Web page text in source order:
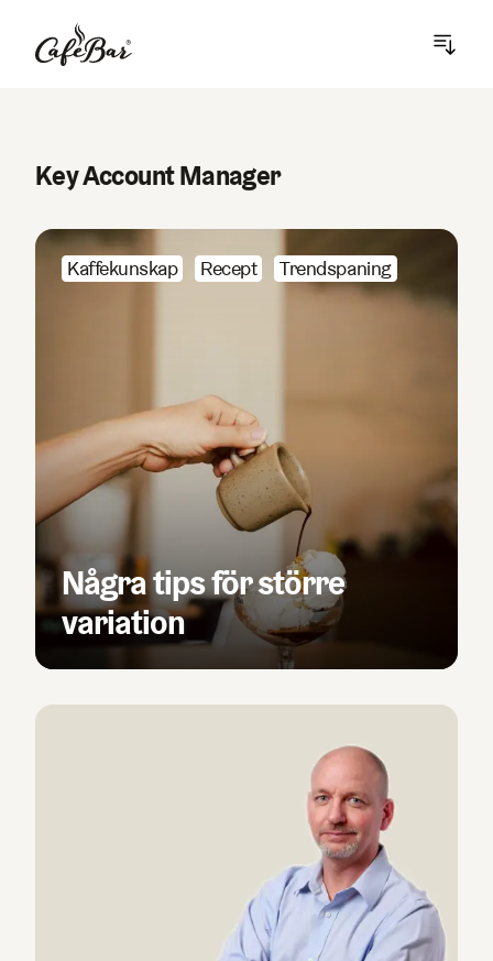
Key Account Manager
Kaffekunskap Recept Trendspaning
Några tips för större
variation